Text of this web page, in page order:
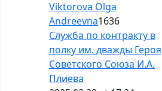
Viktorova Olga
Andreevna1636
Служба по контракту в
полку им. дважды Героя
Советского Союза И.А.
Плиева